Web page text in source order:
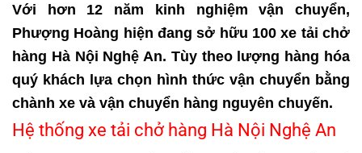
Với hơn 12 năm kinh nghiệm vận chuyển,
Phượng Hoàng hiện đang sở hữu 100 xe tải chở
hàng Hà Nội Nghệ An. Tùy theo lượng hàng hóa
quý khách lựa chọn hình thức vận chuyển bằng
chành xe và vận chuyển hàng nguyên chuyến.
Hệ thống xe tải chở hàng Hà Nội Nghệ An